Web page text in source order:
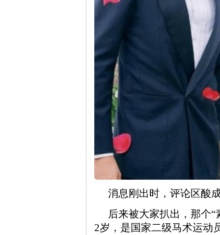
消息刚出时，评论区酸
后来被大家扒出，那个
2岁，是国家二级马术运动